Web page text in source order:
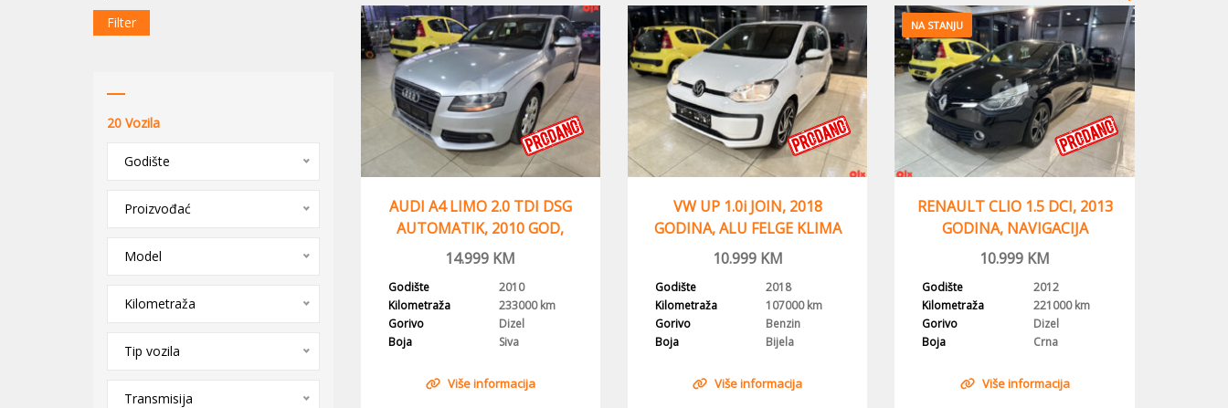
Filter
20 Vozila
Godište
Proizvođać
Model
Kilometraža
Tip vozila
Transmisija
AUDI A4 LIMO 2.0 TDI DSG
AUTOMATIK, 2010 GOD,
NAVI
14.999 KM
Godište
2010
Kilometraža
233000 km
Gorivo
Dizel
Boja
Siva
Više informacija
VW UP 1.0i JOIN, 2018
GODINA, ALU FELGE KLIMA
10.999KM
Godište
2018
Kilometraža
107000 km
Gorivo
Benzin
Boja
Bijela
Više informacija
NA STANJU
RENAULT CLIO 1.5 DCI, 2013
GODINA, NAVIGACIJA
10.999 KM
Godište
2012
Kilometraža
221000 km
Gorivo
Dizel
Boja
Crna
Više informacija